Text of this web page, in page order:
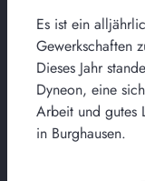
Es ist ein
Gewerkschaften
Dieses Jahr
Dyneon, eine
Arbeit und gutes
in Burghausen.